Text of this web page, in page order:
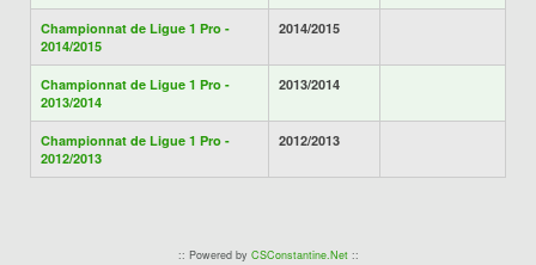
Championnat de Ligue 1 Pro -
2014/2015
2014/2015
Championnat de Ligue 1 Pro -
2013/2014
2013/2014
Championnat de Ligue 1 Pro -
2012/2013
2012/2013
:: Powered by CSConstantine.Net::